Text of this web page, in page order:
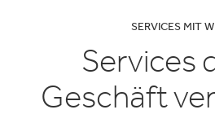
SERVICES MIT
Services
Geschäft